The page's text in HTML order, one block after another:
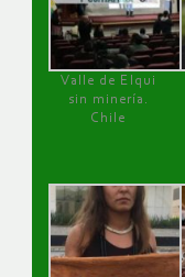
Valle de Elqui
sin minería.
Chile